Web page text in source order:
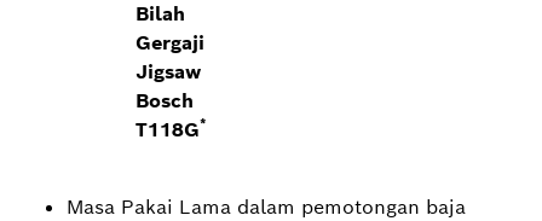
Bilah
Gergaji
Jigsaw
Bosch
T118G*
Masa Pakai Lama dalam pemotongan baja